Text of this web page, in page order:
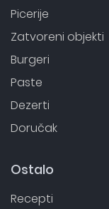
Picerije
Zatvoreni objekti
Burgeri
Paste
Dezerti
Doručak
Ostalo
Recepti